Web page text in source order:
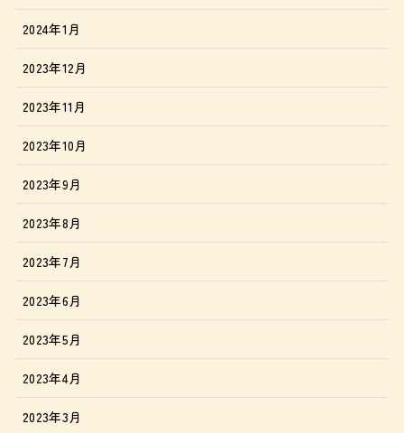
2024年1月
2023年12月
2023年11月
2023年10月
2023年9月
2023年8月
2023年7月
2023年6月
2023年5月
2023年4月
2023年3月